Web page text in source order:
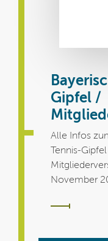
Gipfel /
Alle Infos
Tennis-
November